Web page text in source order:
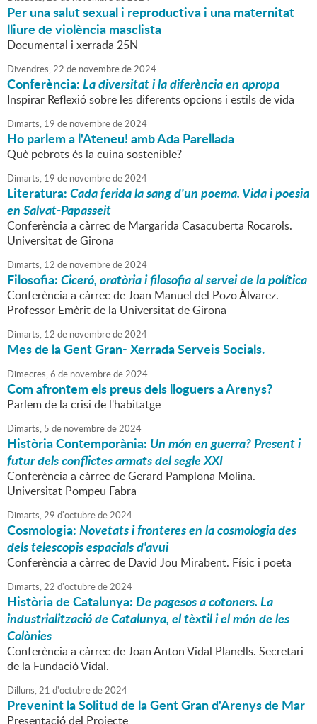
Per una salut sexual i reproductiva i una maternitat
lliure de violència masclista
Documental i xerrada 25N
Divendres,22 de novembrede2024
Conferència:La diversitat i la diferència en apropa
Inspirar Reflexió sobre les diferents opcions i estils de vida
Dimarts, 19 de novembrede2024
Ho parlem a l'Ateneu! amb Ada Parellada
Què pebrots és la cuina sostenible?
Dimarts, 19 de novembrede2024
Literatura:Cada ferida la sang d'un poema. Vida i poesia
en Salvat-Papasseit
Conferència a càrrec de Margarida Casacuberta Rocarols.
Universitat de Girona
Dimarts, 12 de novembrede2024
Filosofia:Ciceró, oratòria i filosofia al servei de la política
Conferència a càrrec de Joan Manuel del Pozo Àlvarez.
Professor Emèrit de la Universitat de Girona
Dimarts, 12 de novembrede2024
Mes de la Gent Gran- Xerrada Serveis Socials.
Dimecres,6 de novembrede2024
Com afrontem els preus dels lloguers a Arenys?
Parlem de la crisi de l'habitatge
Dimarts, 5 de novembrede2024
Història Contemporània: Un món en guerra? Present i
futur dels conflictes armats del segle XXI
Conferència a càrrec de Gerard Pamplona Molina.
Universitat Pompeu Fabra
Dimarts,29 d'octubrede2024
Cosmologia:Novetats i fronteres en la cosmologia des
dels telescopis espacials d'avui
Conferència a càrrec de David Jou Mirabent. Físic i poeta
Dimarts,22 d'octubrede2024
Història de Catalunya:De pagesos a cotoners. La
industrialització de Catalunya, el tèxtil i el món de les
Colònies
Conferència a càrrec de Joan Anton Vidal Planells. Secretari
de la Fundació Vidal.
Dilluns,21 d'octubrede2024
Prevenint la Solitud de la Gent Gran d'Arenys de Mar
Presentació del Projecte